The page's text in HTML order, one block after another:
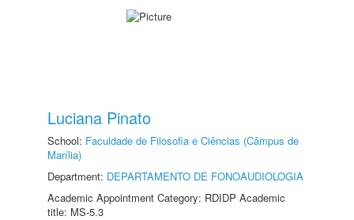
Luciana Pinato
School: Faculdade de Filosofia e Ciências (Câmpus de
Marília)
Department: DEPARTAMENTO DE FONOAUDIOLOGIA
Academic Appointment Category: RDIDP Academic
title: MS-5.3